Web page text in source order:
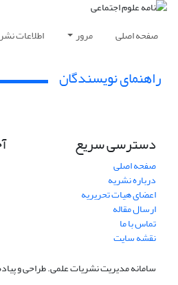
صفحه اصلی مرور اطلاعات
راهنمای نویسندگان
دسترسی سریع
صفحه اصلی
درباره نشریه
اعضای هیات تحریریه
ارسال مقاله
تماس با ما
نقشه سایت
سامانه مدیریت نشریات علمی.طراحی و